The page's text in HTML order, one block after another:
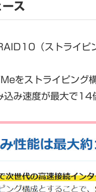
ス
（ストライピ
をストライピング
込み速度が最大で14